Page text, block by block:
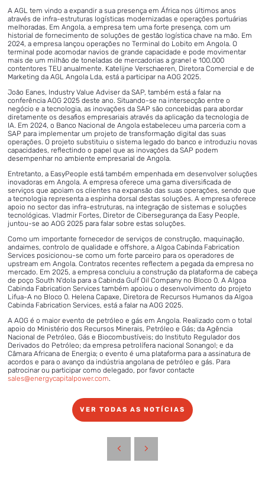
A AGL tem vindo a expandir a sua presença em África nos últimos anos
através de infra-estruturas logísticas modernizadas e operações portuárias
melhoradas. Em Angola, a empresa tem uma forte presença, com um
historial de fornecimento de soluções de gestão logística chave na mão. Em
2024, a empresa lançou operações no Terminal do Lobito em Angola. O
terminal pode acomodar navios de grande capacidade e pode movimentar
mais de um milhão de toneladas de mercadorias a granel e 100.000
contentores TEU anualmente. Katelijne Verschaeren, Diretora Comercial e de
Marketing da AGL Angola Lda, está a participar na AOG 2025.
João Eanes, Industry Value Adviser da SAP, também está a falar na
conferência AOG 2025 deste ano. Situando-se na intersecção entre o
negócio e a tecnologia, as inovações da SAP são concebidas para abordar
diretamente os desafios empresariais através da aplicação da tecnologia de
IA. Em 2024, o Banco Nacional de Angola estabeleceu uma parceria com a
SAP para implementar um projeto de transformação digital das suas
operações. O projeto substituiu o sistema legado do banco e introduziu novas
capacidades, reflectindo o papel que as inovações da SAP podem
desempenhar no ambiente empresarial de Angola.
Entretanto, a EasyPeople está também empenhada em desenvolver soluções
inovadoras em Angola. A empresa oferece uma gama diversificada de
serviços que apoiam os clientes na expansão das suas operações, sendo que
a tecnologia representa a espinha dorsal destas soluções. A empresa oferece
apoio no sector das infra-estruturas, na integração de sistemas e soluções
tecnológicas. Vladmir Fortes, Diretor de Cibersegurança da Easy People,
juntou-se ao AOG 2025 para falar sobre estas soluções.
Como um importante fornecedor de serviços de construção, maquinação,
andaimes, controlo de qualidade e offshore, a Algoa Cabinda Fabrication
Services posicionou-se como um forte parceiro para os operadores de
upstream em Angola. Contratos recentes reflectem a pegada da empresa no
mercado. Em 2025, a empresa concluiu a construção da plataforma de cabeça
de poço South N'dola para a Cabinda Gulf Oil Company no Bloco 0. A Algoa
Cabinda Fabrication Services também apoiou o desenvolvimento do projeto
Lifua-A no Bloco 0. Helena Capaxe, Diretora de Recursos Humanos da Algoa
Cabinda Fabrication Services, está a falar na AOG 2025.
A AOG é o maior evento de petróleo e gás em Angola. Realizado com o total
apoio do Ministério dos Recursos Minerais, Petróleo e Gás; da Agência
Nacional de Petróleo, Gás e Biocombustíveis; do Instituto Regulador dos
Derivados do Petróleo; da empresa petrolífera nacional Sonangol; e da
Câmara Africana de Energia; o evento é uma plataforma para a assinatura de
acordos e para o avanço da indústria angolana de petróleo e gás. Para
patrocinar ou participar como delegado, por favor contacte
sales@energycapitalpower.com.
VER TODAS AS NOTÍCIAS